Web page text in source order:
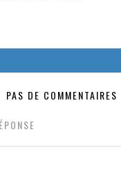
PAS DE COMMENTAIRES